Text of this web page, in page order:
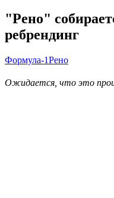
"Рено"
ребрендинг
Формула-1Рено
Ожидается, что это